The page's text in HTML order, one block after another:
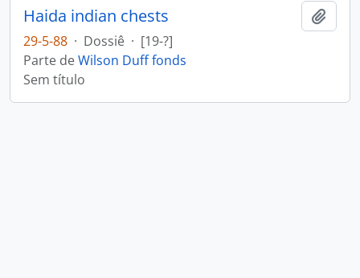
Haida indian chests
29-5-88 · Dossiê · [19-?]
Parte deWilson Duff fonds
Sem título